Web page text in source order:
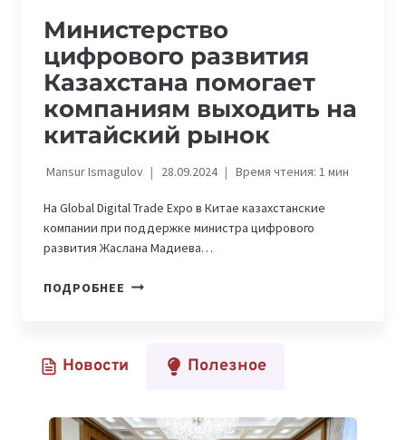
Министерство
цифрового развития
Казахстана помогает
компаниям выходить на
китайский рынок
Mansur Ismagulov 28.09.2024 Время чтения: 1мин
На Global Digital Trade Expo в Китае казахстанские
компании при поддержке министра цифрового
развития Жаслана Мадиева…
ПОДРОБНЕЕ МИНИСТЕРСТВО
ПОМОГАЕТ
НА
Новости Полезное